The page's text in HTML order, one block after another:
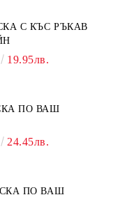
С КЪС РЪКАВ
19.95лв.
ПО ВАШ
24.45лв.
ПО ВАШ